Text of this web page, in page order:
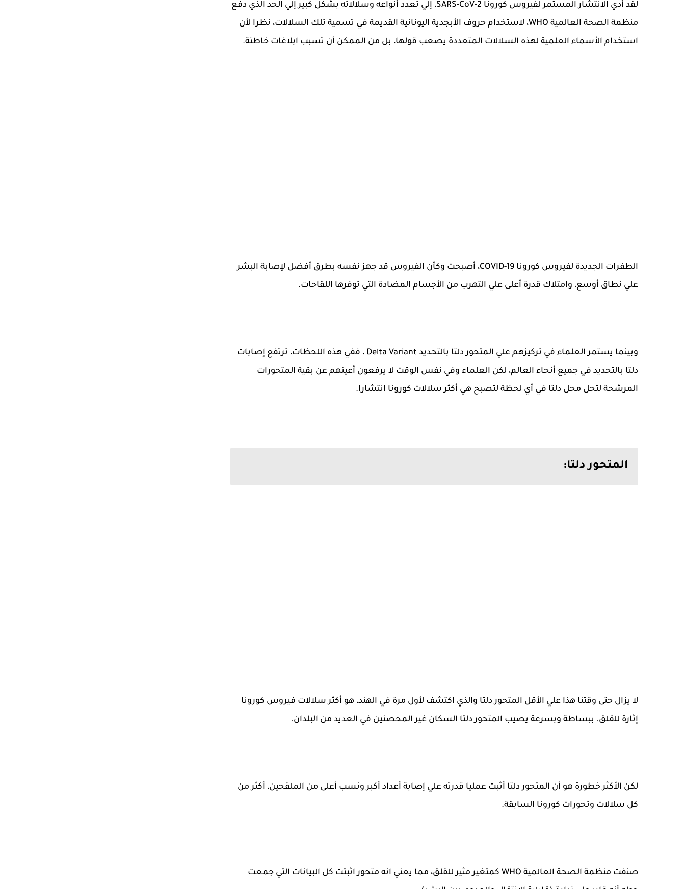
لقد أدي الانتشار المستمر لفيروس كورونا SARS-CoV-2، إلي تعدد أنواعه وسلالاته بشكل كبير إلي الحد الذي دفع
منظمة الصحة العالمية WHO، لاستخدام حروف الأبجدية اليونانية القديمة في تسمية تلك السلالات، نظرا لأن
استخدام الأسماء العلمية لهذه السلالات المتعددة يصعب قولها، بل من الممكن أن تسبب ابلاغات خاطئة.
الطفرات الجديدة لفيروس كورونا COVID-19، أصبحت وكأن الفيروس قد جهز نفسه بطرق أفضل لإصابة البشر
علي نطاق أوسع، وامتلاك قدرة أعلى علي التهرب من الأجسام المضادة التي توفرها اللقاحات.
وبينما يستمر العلماء في تركيزهم علي المتحور دلتا بالتحديد Delta Variant ، ففي هذه اللحظات، ترتفع إصابات
دلتا بالتحديد في جميع أنحاء العالم، لكن العلماء وفي نفس الوقت لا يرفعون أعينهم عن بقية المتحورات
المرشحة لتحل محل دلتا في أي لحظة لتصبح هي أكثر سلالات كورونا انتشارا.
المتحور دلتا:
لا يزال حتى وقتنا هذا علي الأقل المتحور دلتا والذي اكتشف لأول مرة في الهند، هو أكثر سلالات فيروس كورونا
إثارة للقلق. ببساطة وبسرعة يصيب المتحور دلتا السكان غير المحصنين في العديد من البلدان.
لكن الأكثر خطورة هو أن المتحور دلتا أثبت عمليا قدرته علي إصابة أعداد أكبر ونسب أعلى من الملقحين، أكثر من
كل سلالات وتحورات كورونا السابقة.
صنفت منظمة الصحة العالمية WHO كمتغير مثير للقلق، مما يعني انه متحور اثبتت كل البيانات التي جمعت